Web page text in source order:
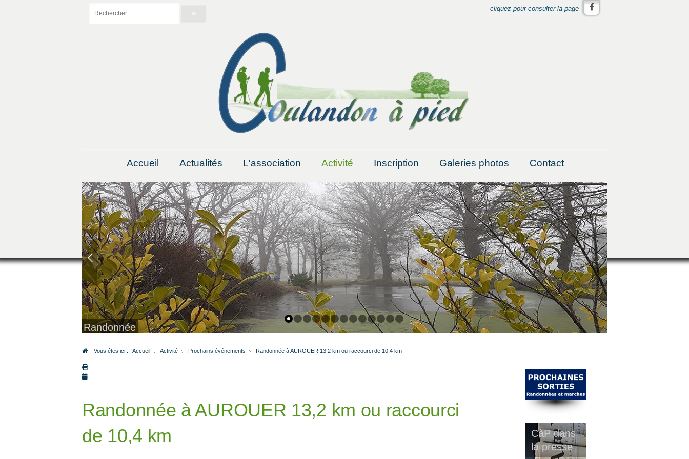
cliquez pour consulter la page
Accueil Actualités L'association Activité Inscription Galeries photos Contact
Randonnée
Vous êtes ici : Accueil Activité Prochains événements Randonnée à AUROUER 13,2 km ou raccourci de 10,4 km
CàP dans
la presse
Randonnée à AUROUER 13,2 km ou raccourci
de 10,4 km